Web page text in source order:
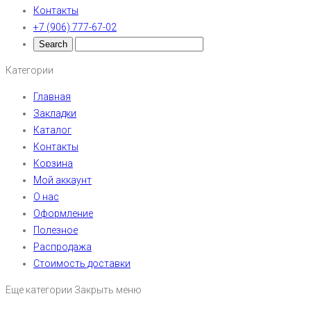
Контакты
+7 (906) 777-67-02
Категории
Главная
Закладки
Каталог
Контакты
Корзина
Мой аккаунт
О нас
Оформление
Полезное
Распродажа
Стоимость доставки
Еще категории Закрыть меню